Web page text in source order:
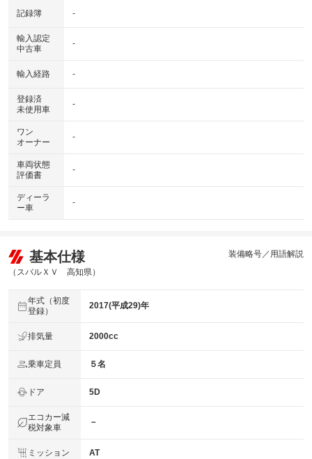
記録簿 -
輸入認定
中古車
-
輸入経路 -
登録済
未使用車
-
ワン
オーナー
-
車両状態
評価書
-
ディーラ
ー車
-
基本仕様
（スバルＸＶ 高知県）
装備略号／用語解説
年式（初度
登録）
2017(平成29)年
排気量 2000cc
乗車定員 ５名
ドア 5D
エコカー減
税対象車
－
ミッション AT